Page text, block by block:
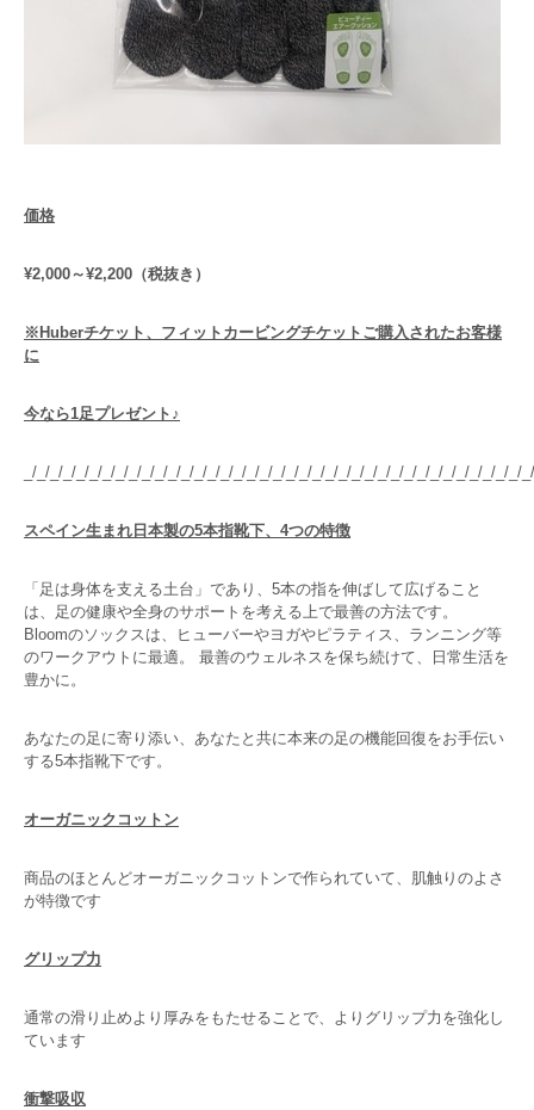
価格
¥2,000～¥2,200（税抜き）
※Huberチケット、フィットカービングチケットご購入されたお客様
に
今なら1足プレゼント♪
_/_/_/_/_/_/_/_/_/_/_/_/_/_/_/_/_/_/_/_/_/_/_/_/_/_/_/_/_/_/_/_/_/_/_/_/_/_/
スペイン生まれ日本製の5本指靴下、4つの特徴
「足は身体を支える土台」であり、5本の指を伸ばして広げること
は、足の健康や全身のサポートを考える上で最善の方法です。
Bloomのソックスは、ヒューバーやヨガやピラティス、ランニング等
のワークアウトに最適。 最善のウェルネスを保ち続けて、日常生活を
豊かに。
あなたの足に寄り添い、あなたと共に本来の足の機能回復をお手伝い
する5本指靴下です。
オーガニックコットン
商品のほとんどオーガニックコットンで作られていて、肌触りのよさ
が特徴です
グリップ力
通常の滑り止めより厚みをもたせることで、よりグリップ力を強化し
ています
衝撃吸収